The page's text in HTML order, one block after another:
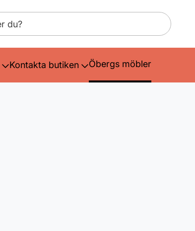
Kontakta butiken Öbergs möbler